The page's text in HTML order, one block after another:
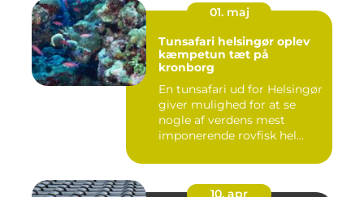
01. maj
Tunsafari helsingør oplev
kæmpetun tæt på
kronborg
En tunsafari ud for Helsingør
giver mulighed for at se
nogle af verdens mest
imponerende rovfisk hel...
10. apr